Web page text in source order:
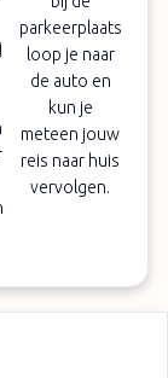
parkeerplaats
loop je naar
de auto en
kun je
meteen jouw
reis naar huis
vervolgen.